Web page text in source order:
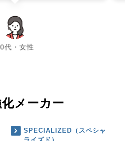
代・女性
chevron_left chevron_right
メーカー
SPECIALIZED（スペシャ